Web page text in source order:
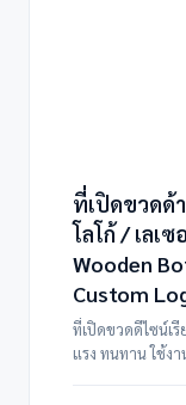
ที่เปิดขวดด้
โลโก้ / เลเ
Wooden
Custom
ที่เปิดขวดดีไซน์เ
แรง ทนทาน ใช้ง